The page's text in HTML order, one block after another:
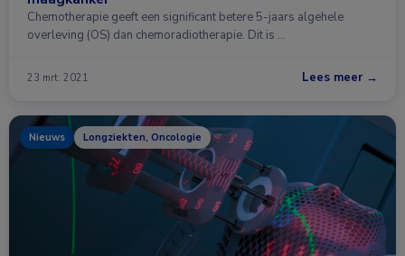
Chemotherapie geeft een significant betere 5-jaars algehele
overleving (OS) dan chemoradiotherapie. Dit is …
23 mrt. 2021 Lees meer →
Nieuws Longziekten, Oncologie